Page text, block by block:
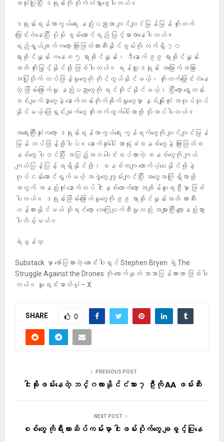
အသုံးပြုပြီး ဒရုန်းကို လိုက်လံရှာဖွေပါတယ်။
ဒရုန်းရန်ကာကွယ်ရေး နည်းပညာဟာ လျင်လျင်မြန်မြန် တိုးတက်
ပြောင်းလဲနေပြီး ပိုမို စွမ်းဆောင်ရည် မြင့်မားလာနေပါတယ်။
ရည်ရွယ်ချက်ကတော့ ကြားဖြတ်တားဆီးနိုင်စွမ်းကို လက်ရှိ ၇၀
ရာခိုင်နှုန်း ကနေ ၈၅ ရာခိုင်နှုန်း၊ ဒီနောက် ၉၉ ရာခိုင်နှုန်း
အထိ တိုးမြှင့်နိုင်ဖို့ ဖြစ်ပါတယ်။ ရန်သူ့ဒရုန်း အမြောက်အမြား
အပြုံလိုက် တပ်ဖြန့်မှုတွေကို ကိုင်တွယ်နိုင်မယ့်၊ တိုးတက်ပြောင်းလဲနေ
တဲ့ ခြိမ်းခြောက်မှု နည်းပညာတွေကို ရင်ဆိုင်နိုင်မယ့်၊ ပြီးတော့ ရှေ့တန်း
စစ်မျက်နှာတွေနဲ့ နောက်တန်းတိုက်ခိုက်မှုတွေမှာ နှစ်မျိုးလုံး အလုပ်လုပ်
နိုင်မယ့် ဖြေရှင်းချက်တွေ တိုးတက်ထွက်ပေါ်လာဖို့ လိုအပ်ပါတယ်။
အရေးကြီးဆုံးကတော့ ဒရုန်းရန်ကာကွယ်ရေး ကွန်ရက်တွေကို လျင်လျင်မြန်
မြန် တပ်ဖြန့်ဖို့ပါပဲ။ နောက်ဆုံးပေါ် အာရုံခံစနစ်တွေနဲ့ ကြားဖြတ်စ
နစ်တွေ ပါဝင်ပြီး အပြည့်အဝ ပေါင်းစပ်ထားတဲ့ စနစ်တွေကို ကျယ်
ကျယ်ပြန့်ပြန့် ရရှိနိုင်ဖို့၊ စနစ်တကျ ထောက်ပံ့ပေးနိုင်ဖို့နဲ့
လုပ်ငန်းဆောင်ရွက်မယ့် အဖွဲ့တွေ ကျွမ်းကျင်ပြီး အတွေ့အကြုံ ရှိလာဖို့
အတွက် အနည်းဆုံး နောက်ထပ် ငါးနှစ်လောက်တော့ အချိန်ယူရဦးမှာ ဖြစ်
ပါတယ်။ ဒရုန်းခြိမ်းခြောက်မှုတွေကို ၉၉ ရာခိုင်နှုန်းအထိ တားဆီး
ဟန့်တားနိုင်မယ် ဆိုရင်တော့ သေကြေပျက်စီးမှုလည်း အများကြီး လျော့နည်းသွား
ပါလိမ့်မယ်။
ရဲမွန်လှ
Substack မှာ ဖော်ပြထားတဲ့ ဆောင်းပါးရှင် Stephen Bryen ရဲ့ The
Struggle Against the Drones ကို ကောက်နုတ် ဘာသာပြန်ထားတာ ဖြစ်ပါ
တယ်။ မူရင်းဓာတ်ပုံ – X
SHARE 0
PREVIOUS POST
ငါးခိုးဖမ်းနေတဲ့ ဘင်္ဂလားနိုင်ငံသား ၇ ဦးကို AA ဖမ်းဆီး
NEXT POST
စစ်တွေ ကိုရီးယားဆိပ်ကမ်းမှာ ငါးဖမ်းပိုက်တွေ ချခွင့်ပြုနေ